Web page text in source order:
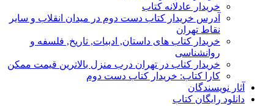
خریدار عادلانه کتاب
آدرس خریدار کتاب دست دوم در میدان انقلاب و سایر
نقاط تهران
خریدار کتاب های داستان, ادبیات, تاریخ, فلسفه و
روانشناسی
خریدار کتاب در تهران درب منزل بالاترین قیمت ممکن
کارا کتاب: خریدار کتاب دست دوم
آثار نویسندگان
دانلود رایگان کتاب